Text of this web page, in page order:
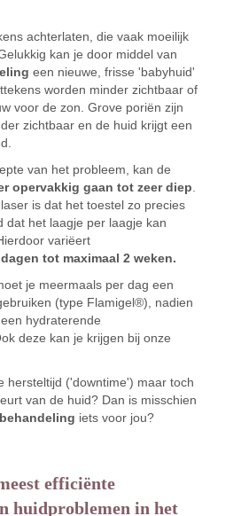
achterlaten, die vaak moeilijk
kan je door middel van
een nieuwe, frisse 'babyhuid'
worden minder zichtbaar of
voor de zon. Grove poriën zijn
zichtbaar en de huid krijgt een
van het probleem, kan de
opervakkig gaan tot zeer diep
is dat het toestel zo precies
dat het laagje per laagje kan
variëert
tot maximaal 2 weken.
je meermaals per dag een
(type Flamigel®), nadien
hydraterende
deze kan je krijgen bij onze
hersteltijd ('downtime') maar toch
van de huid? Dan is misschien
iets voor jou?
efficiënte
huidproblemen in het